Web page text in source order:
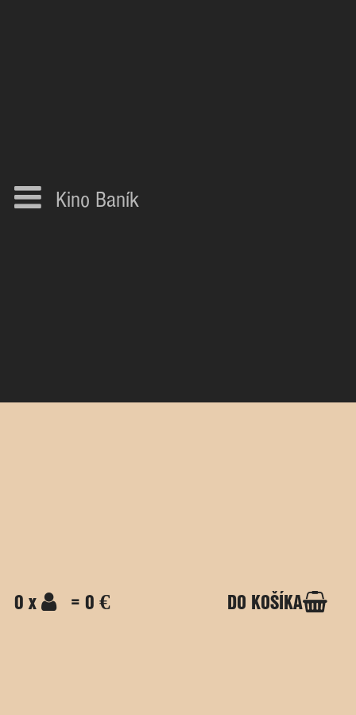
Kino Baník
0 x = 0 € DO KOŠÍKA